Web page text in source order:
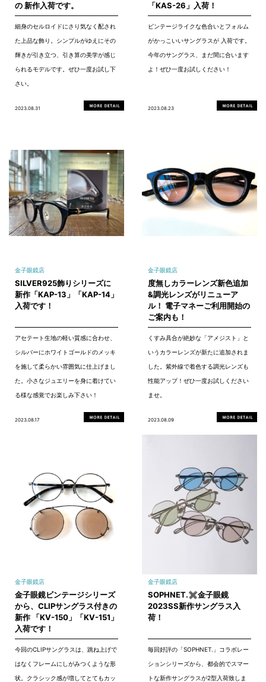
の 新作入荷です。
細身のセルロイドにさり気なく配され
た上品な飾り。シンプルがゆえにその
輝きが引き立つ、引き算の美学が感じ
られるモデルです。ぜひ一度お試し下
さい。
2023.08.31
「KAS-26」入荷！
ビンテージライクな色合いとフォルム
がかっこいいサングラスが 入荷です。
今年のサングラス、まだ間に合います
よ！ぜひ一度お試しください！
2023.08.23
金子眼鏡店
SILVER925飾りシリーズに
新作「KAP-13」「KAP-14」
入荷です！
アセテート生地の軽い質感に合わせ、
シルバーにホワイトゴールドのメッキ
を施して柔らかい雰囲気に仕上げまし
た。小さなジュエリーを身に着けてい
る様な感覚でお楽しみ下さい！
2023.08.17
金子眼鏡店
度無しカラーレンズ新色追加
&調光レンズがリニューア
ル！ 電子マネーご利用開始の
ご案内も！
くすみ具合が絶妙な「アメジスト」と
いうカラーレンズが新たに追加されま
した。紫外線で着色する調光レンズも
性能アップ！ぜひ一度お試しください
ませ。
2023.08.09
金子眼鏡店
金子眼鏡ビンテージシリーズ
から、CLIPサングラス付きの
新作 「KV-150」「KV-151」
入荷です！
今回のCLIPサングラスは、跳ね上げで
はなくフレームにしがみつくような形
状。クラシック感が増してとてもカッ
金子眼鏡店
SOPHNET.✖金子眼鏡
2023SS新作サングラス入
荷！
毎回好評の「SOPHNET.」コラボレー
ションシリーズから、都会的でスマー
トな新作サングラスが2型入荷致しま